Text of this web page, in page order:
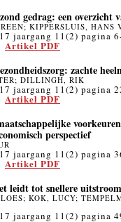
gedrag: een overzicht
KIPPERSLUIS, HANS
jaargang 11(2) pagina
Artikel PDF
zachte
DILLINGH, RIK
jaargang 11(2) pagina
Artikel PDF
perspectief
jaargang 11(2) pagina
Artikel PDF
leidt tot snellere
KOK, LUCY;
jaargang 11(2) pagina